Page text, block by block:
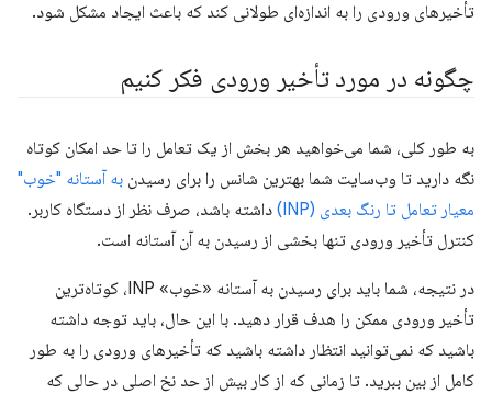
تأخیرهای ورودی را به اندازه‌ای طولانی کند که باعث ایجاد مشکل شود.
چگونه در مورد تأخیر ورودی فکر کنیم
به طور کلی، شما می‌خواهید هر بخش از یک تعامل را تا حد امکان کوتاه
نگه دارید تا وب‌سایت شما بهترین شانس را برای رسیدن به آستانه "خوب"
معیار تعامل تا رنگ بعدی (INP)
داشته باشد، صرف نظر از دستگاه کاربر.
کنترل تأخیر ورودی تنها بخشی از رسیدن به آن آستانه است.
در نتیجه، شما باید برای رسیدن به آستانه «خوب» INP، کوتاه‌ترین
تأخیر ورودی ممکن را هدف قرار دهید. با این حال، باید توجه داشته
باشید که نمی‌توانید انتظار داشته باشید که تأخیرهای ورودی را به طور
کامل از بین ببرید. تا زمانی که از کار بیش از حد نخ اصلی در حالی که